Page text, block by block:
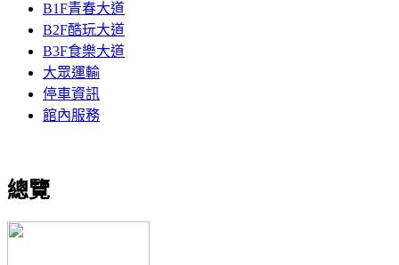
B1F青春大道
B2F酷玩大道
B3F食樂大道
大眾運輸
停車資訊
館內服務
總覽